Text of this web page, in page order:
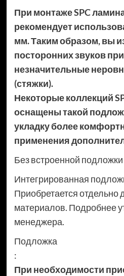
При монтаже SPC
рекомендует
мм. Таким образом, вы
посторонних звуков
незначительные
(стяжки).
Некоторые коллекций
оснащены такой
укладку более
применения
Без встроенной подложки
Интегрированная
Приобретается
материалов. Подробнее
менеджера.
Подложка
:
При необходимости